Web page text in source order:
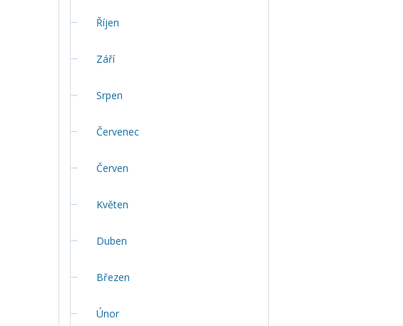
Říjen
Září
Srpen
Červenec
Červen
Květen
Duben
Březen
Únor